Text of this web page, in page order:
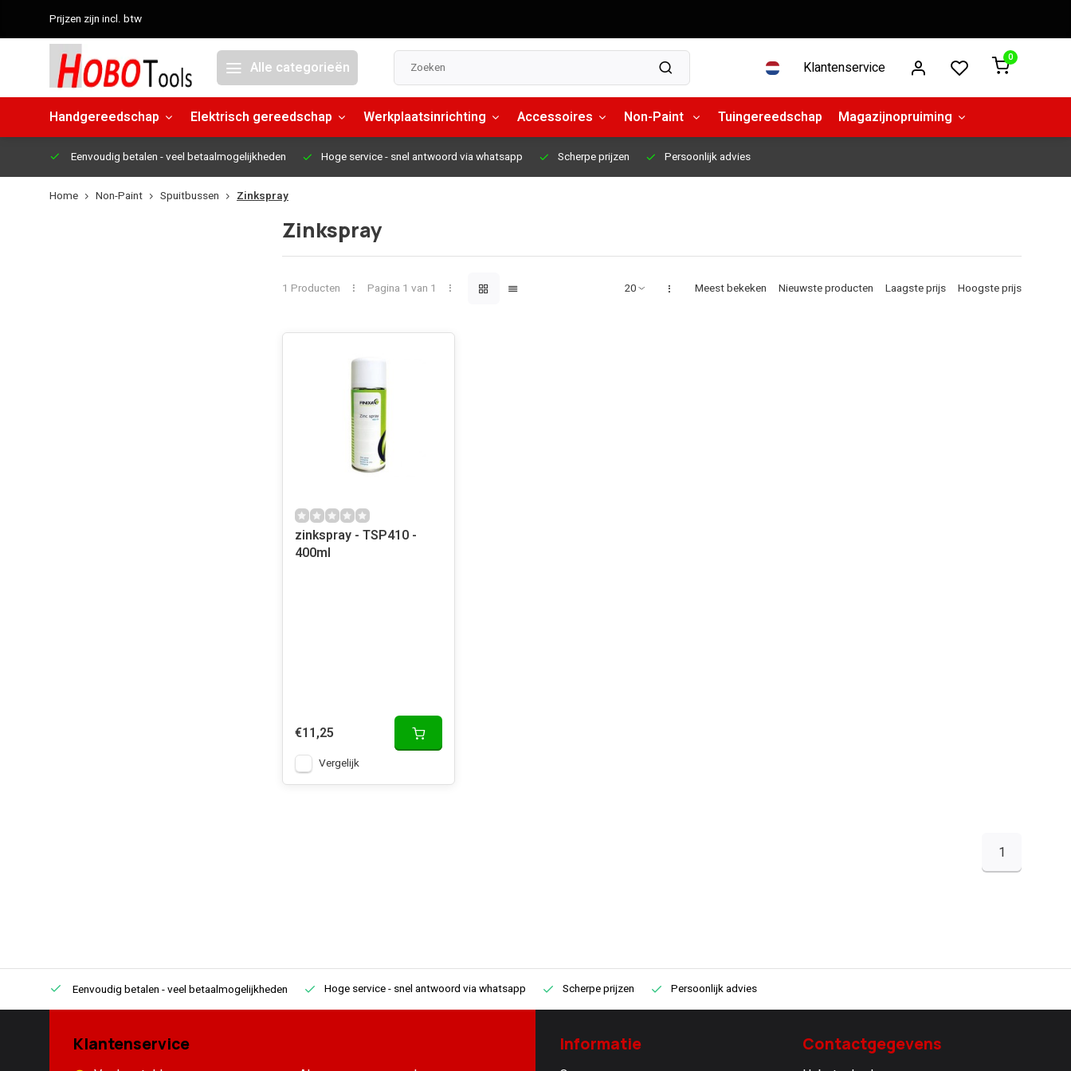
Prijzen zijn incl. btw
Alle categorieën Klantenservice
0
Handgereedschap Elektrisch gereedschap Werkplaatsinrichting Accessoires Non-Paint Tuingereedschap Magazijnopruiming
Eenvoudig betalen - veel betaalmogelijkheden Hoge service- snel antwoord via whatsapp Scherpe prijzen Persoonlijk advies
Home Non-Paint Spuitbussen Zinkspray
Zinkspray
1 Producten Pagina 1 van 1 Meest bekeken Nieuwste producten Laagste prijs Hoogste prijs
zinkspray - TSP410 -
400ml
€11,25
Vergelijk
1
Eenvoudig betalen - veel betaalmogelijkheden Hoge service- snel antwoord via whatsapp Scherpe prijzen Persoonlijk advies
Klantenservice Informatie Contactgegevens